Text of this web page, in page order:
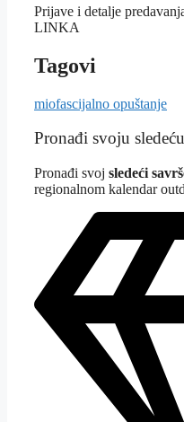
Prijave i detalje
LINKA
Tagovi
miofascijalno opuštanje
Pronađi svoju
Pronađi svoj sledeći
regionalnom kalendar